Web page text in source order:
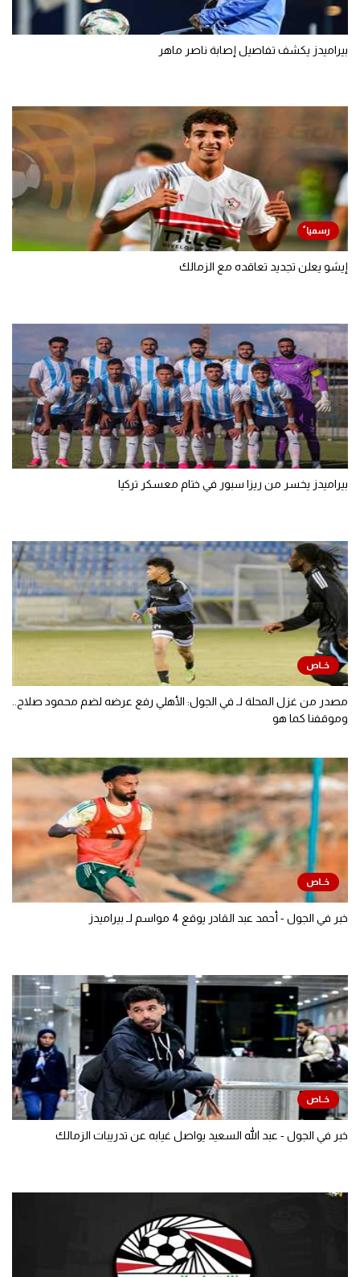
بيراميدز يكشف تفاصيل إصابة ناصر ماهر
إيشو يعلن تجديد تعاقده مع الزمالك
بيراميدز يخسر من ريزا سبور في ختام معسكر تركيا
مصدر من غزل المحلة لـ في الجول: الأهلي رفع عرضه لضم محمود صلاح..
وموقفنا كما هو
خبر في الجول - أحمد عبد القادر يوقع 4 مواسم لـ بيراميدز
خبر في الجول - عبد الله السعيد يواصل غيابه عن تدريبات الزمالك